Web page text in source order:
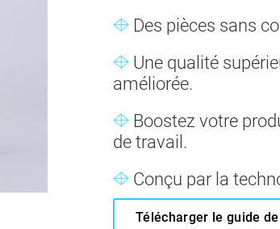
Des pièces sans
Une qualité
améliorée.
Boostez votre
de travail.
Conçu par la
Télécharger le guide de